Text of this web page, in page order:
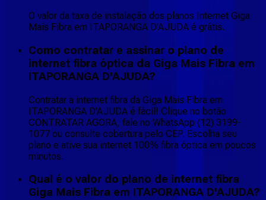
O valor da taxa de instalação dos planos Internet Giga
Mais Fibra em ITAPORANGA D'AJUDA é grátis.
Como contratar e assinar o plano de
internet fibra óptica da Giga Mais Fibra em
ITAPORANGA D'AJUDA?
Contratar a internet fibra da Giga Mais Fibra em
ITAPORANGA D'AJUDA é fácil! Clique no botão
CONTRATAR AGORA, fale no WhatsApp (12) 3199-
1077 ou consulte cobertura pelo CEP. Escolha seu
plano e ative sua internet 100% fibra óptica em poucos
minutos.
Qual é o valor do plano de internet fibra
Giga Mais Fibra em ITAPORANGA D'AJUDA?